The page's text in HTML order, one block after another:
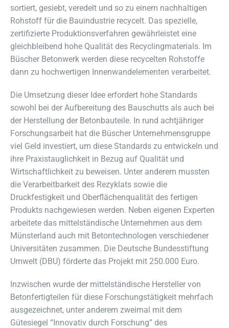
sortiert, gesiebt, veredelt und so zu einem nachhaltigen
Rohstoff für die Bauindustrie recycelt. Das spezielle,
zertifizierte Produktionsverfahren gewährleistet eine
gleichbleibend hohe Qualität des Recyclingmaterials. Im
Büscher Betonwerk werden diese recycelten Rohstoffe
dann zu hochwertigen Innenwandelementen verarbeitet.
Die Umsetzung dieser Idee erfordert hohe Standards
sowohl bei der Aufbereitung des Bauschutts als auch bei
der Herstellung der Betonbauteile. In rund achtjähriger
Forschungsarbeit hat die Büscher Unternehmensgruppe
viel Geld investiert, um diese Standards zu entwickeln und
ihre Praxistauglichkeit in Bezug auf Qualität und
Wirtschaftlichkeit zu beweisen. Unter anderem mussten
die Verarbeitbarkeit des Rezyklats sowie die
Druckfestigkeit und Oberflächenqualität des fertigen
Produkts nachgewiesen werden. Neben eigenen Experten
arbeitete das mittelständische Unternehmen aus dem
Münsterland auch mit Betontechnologen verschiedener
Universitäten zusammen. Die Deutsche Bundesstiftung
Umwelt (DBU) förderte das Projekt mit 250.000 Euro.
Inzwischen wurde der mittelständische Hersteller von
Betonfertigteilen für diese Forschungstätigkeit mehrfach
ausgezeichnet, unter anderem zweimal mit dem
Gütesiegel “Innovativ durch Forschung” des